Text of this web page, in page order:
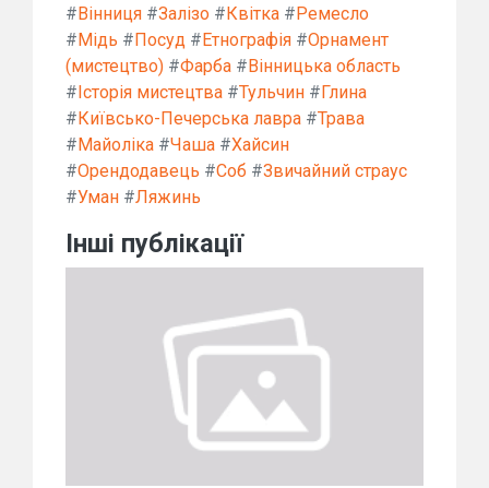
# Вінниця #Залізо # Квітка # Ремесло
# Мідь # Посуд # Етнографія #Орнамент
(мистецтво) #Фарба # Вінницька область
# Історія мистецтва #Тульчин # Глина
# Київсько-Печерська лавра #Трава
# Майоліка #Чаша #Хайсин
#Орендодавець #Соб #Звичайний страус
#Уман #Ляжинь
Інші публікації